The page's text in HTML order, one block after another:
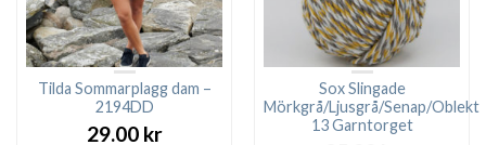
Tilda Sommarplagg dam –
2194DD
29.00 kr
Sox Slingade
Mörkgrå/Ljusgrå/Senap/Oblekt
13 Garntorget